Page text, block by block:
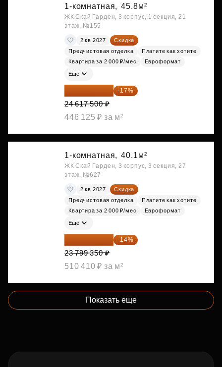
1-комнатная, 45.8м²
ЖК Скай Гарден, 3 корпус, 1 секция, 21
этаж, №155
2 кв 2027
Скидка
Предчистовая отделка
Платите как хотите
Квартира за 2 000 ₽/мес
Евроформат
Ещё
20 432 525 ₽ -17%
24 617 500 ₽
446 125 ₽ за м²
1-комнатная, 40.1м²
ЖК Скай Гарден, 3 корпус, 3 секция, 27
этаж, №627
2 кв 2027
Скидка
Предчистовая отделка
Платите как хотите
Квартира за 2 000 ₽/мес
Евроформат
Ещё
20 467 441 ₽ -14%
23 799 350 ₽
510 410 ₽ за м²
Показать еще